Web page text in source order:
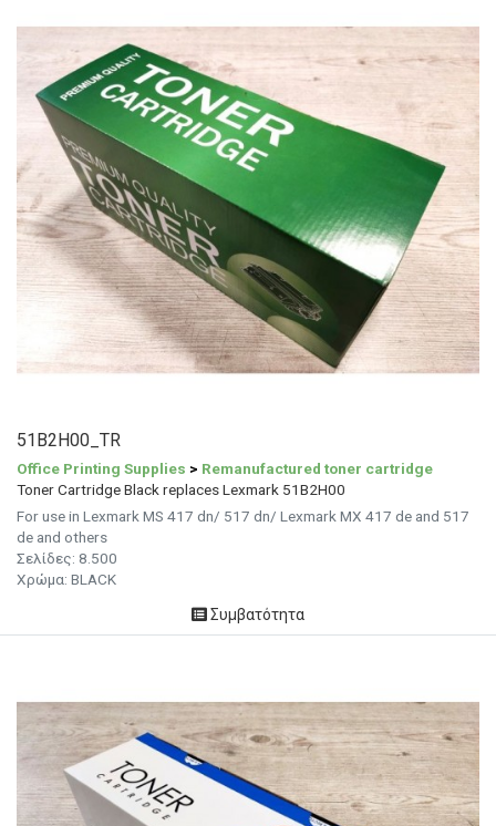
51B2H00_TR
Office Printing Supplies > Remanufactured toner cartridge
Toner Cartridge Black replaces Lexmark 51B2H00
For use in Lexmark MS 417 dn/ 517 dn/ Lexmark MX 417 de and 517
de and others
Σελίδες: 8.500
Χρώμα: BLACK
Συμβατότητα